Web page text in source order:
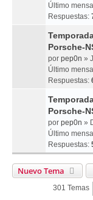
Último
Respuestas:
Porsche-
por pep0n »
Último
Respuestas:
Porsche-
por pep0n »
Último
Respuestas:
Nuevo Tema
301 Temas